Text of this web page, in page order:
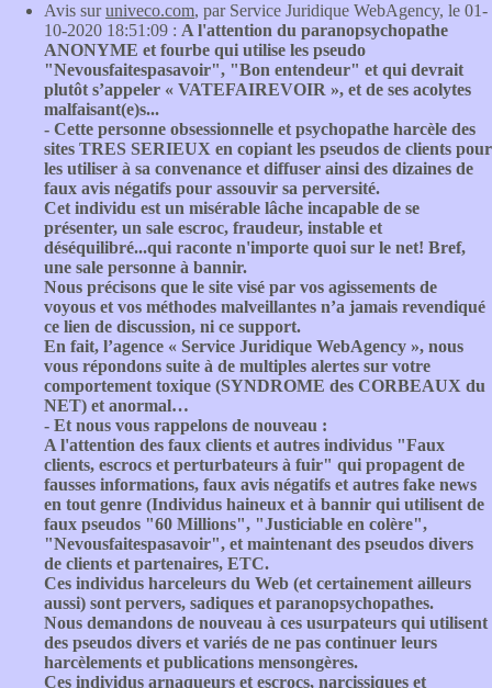
Avis suruniveco.com, par Service Juridique WebAgency, le 01-
10-2020 18:51:09 : A l'attention du paranopsychopathe
ANONYME et fourbe qui utilise les pseudo
"Nevousfaitespasavoir", "Bon entendeur" et qui devrait
plutôt s’appeler « VATEFAIREVOIR », et de ses acolytes
malfaisant(e)s...
- Cette personne obsessionnelle et psychopathe harcèle des
sites TRES SERIEUX en copiant les pseudos de clients pour
les utiliser à sa convenance et diffuser ainsi des dizaines de
faux avis négatifs pour assouvir sa perversité.
Cet individu est un misérable lâche incapable de se
présenter, un sale escroc, fraudeur, instable et
déséquilibré...qui raconte n'importe quoi sur le net! Bref,
une sale personne à bannir.
Nous précisons que le site visé par vos agissements de
voyous et vos méthodes malveillantes n’a jamais revendiqué
ce lien de discussion, ni ce support.
En fait, l’agence « Service Juridique WebAgency », nous
vous répondons suite à de multiples alertes sur votre
comportement toxique (SYNDROME des CORBEAUX du
NET) et anormal…
- Et nous vous rappelons de nouveau :
A l'attention des faux clients et autres individus "Faux
clients, escrocs et perturbateurs à fuir" qui propagent de
fausses informations, faux avis négatifs et autres fake news
en tout genre (Individus haineux et à bannir qui utilisent de
faux pseudos "60 Millions", "Justiciable en colère",
"Nevousfaitespasavoir", et maintenant des pseudos divers
de clients et partenaires, ETC.
Ces individus harceleurs du Web (et certainement ailleurs
aussi) sont pervers, sadiques et paranopsychopathes.
Nous demandons de nouveau à ces usurpateurs qui utilisent
des pseudos divers et variés de ne pas continuer leurs
harcèlements et publications mensongères.
Ces individus arnaqueurs et escrocs, narcissiques et